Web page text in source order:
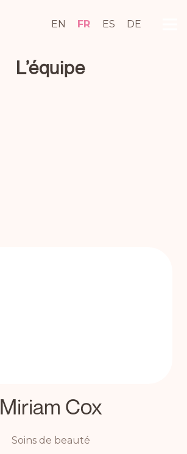
EN FR ES DE
L’équipe
Miriam Cox
Soins de beauté